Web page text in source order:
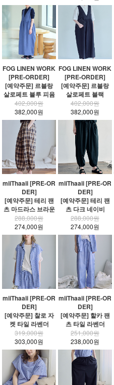
FOG LINEN WORK
[PRE-ORDER]
[예약주문] 르블랑
살로페트 블루 피윰
402,000원
382,000원
FOG LINEN WORK
[PRE-ORDER]
[예약주문] 르블랑
살로페트 블랙
402,000원
382,000원
miiThaaii [PRE-OR
DER]
[예약주문] 테리 팬
츠 마드라스 브라운
288,000원
274,000원
miiThaaii [PRE-OR
DER]
[예약주문] 테리 팬
츠 다크 네이비
288,000원
274,000원
miiThaaii [PRE-OR
DER]
[예약주문] 찰로 자
켓 타일 라벤더
319,000원
303,000원
miiThaaii [PRE-OR
DER]
[예약주문] 할카 팬
츠 타일 라벤더
251,000원
238,000원